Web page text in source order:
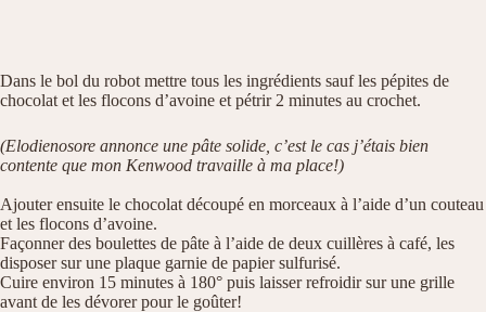
Dans le bol du robot mettre tous les ingrédients sauf les pépites de
chocolat et les flocons d’avoine et pétrir 2 minutes au crochet.
(Elodienosore annonce une pâte solide, c’est le cas j’étais bien
contente que mon Kenwood travaille à ma place!)
Ajouter ensuite le chocolat découpé en morceaux à l’aide d’un couteau
et les flocons d’avoine.
Façonner des boulettes de pâte à l’aide de deux cuillères à café, les
disposer sur une plaque garnie de papier sulfurisé.
Cuire environ 15 minutes à 180° puis laisser refroidir sur une grille
avant de les dévorer pour le goûter!